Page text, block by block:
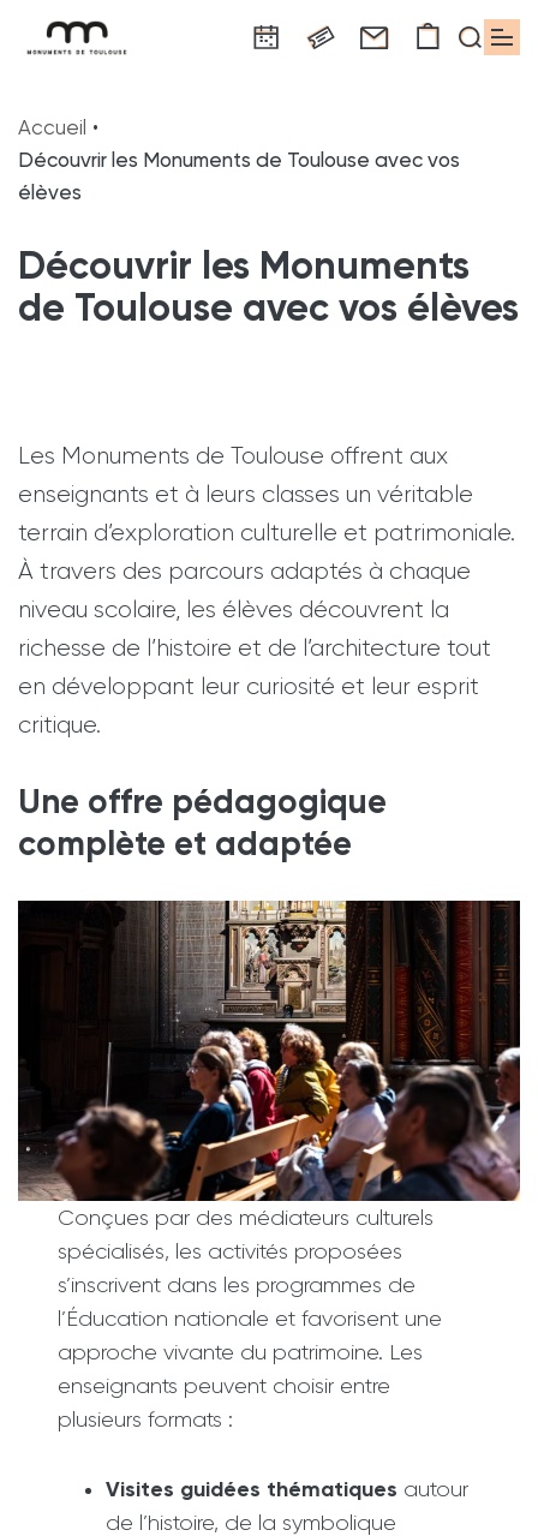
Accueil
Découvrir les Monuments de Toulouse avec vos
élèves
Découvrir les Monuments
de Toulouse avec vos élèves
Les Monuments de Toulouse offrent aux
enseignants et à leurs classes un véritable
terrain d’exploration culturelle et patrimoniale.
À travers des parcours adaptés à chaque
niveau scolaire, les élèves découvrent la
richesse de l’histoire et de l’architecture tout
en développant leur curiosité et leur esprit
critique.
Une offre pédagogique
complète et adaptée
Conçues par des médiateurs culturels
spécialisés, les activités proposées
s’inscrivent dans les programmes de
l’Éducation nationale et favorisent une
approche vivante du patrimoine. Les
enseignants peuvent choisir entre
plusieurs formats :
Visites guidées thématiques autour
de l’histoire, de la symbolique